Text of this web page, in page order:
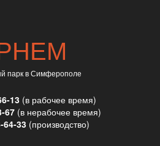
парк в Симферополе
13(в рабочее время)
67(в нерабочее время)
64-33(производство)